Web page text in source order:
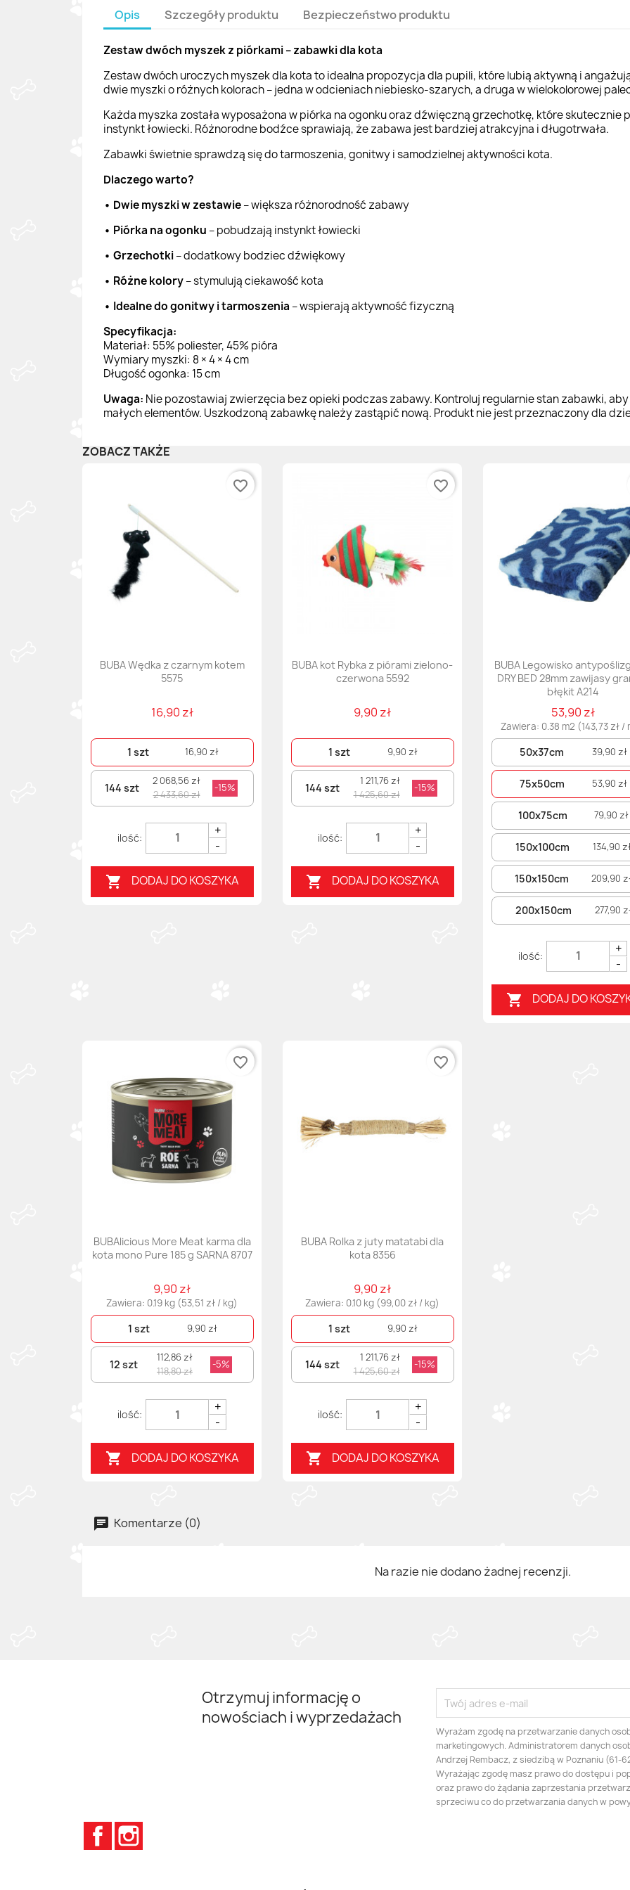
Opis Szczegóły produktu Bezpieczeństwo produktu
Zestaw dwóch myszek z piórkami – zabawki dla kota
Zestaw dwóch uroczych myszek dla kota to idealna propozycja dla pupili, które lubią aktywną i
dwie myszki o różnych kolorach – jedna w odcieniach niebiesko-szarych, a druga w wielokolorowej
Każda myszka została wyposażona w piórka na ogonku oraz dźwięczną grzechotkę, które
instynkt łowiecki. Różnorodne bodźce sprawiają, że zabawa jest bardziej atrakcyjna i długotrwała.
Zabawki świetnie sprawdzą się do tarmoszenia, gonitwy i samodzielnej aktywności kota.
Dlaczego warto?
• Dwie myszki w zestawie– większa różnorodność zabawy
• Piórka na ogonku – pobudzają instynkt łowiecki
• Grzechotki– dodatkowy bodziec dźwiękowy
• Różne kolory– stymulują ciekawość kota
• Idealne do gonitwy i tarmoszenia – wspierają aktywność fizyczną
Specyfikacja:
Materiał: 55% poliester, 45% pióra
Wymiary myszki: 8 × 4 × 4 cm
Długość ogonka: 15 cm
Uwaga: Nie pozostawiaj zwierzęcia bez opieki podczas zabawy. Kontroluj regularnie stan zabawki,
małych elementów. Uszkodzoną zabawkę należy zastąpić nową. Produkt nie jest przeznaczony dla
ZOBACZ TAKŻE
BUBA Wędka z czarnym kotem
5575
16,90 zł
1 szt 16,90 zł
144 szt
2 068,56 zł
2 433,60 zł
-15%
+
-
 DODAJ DO KOSZYKA
favorite_border
BUBA kot Rybka z piórami zielono-
czerwona 5592
9,90 zł
1 szt 9,90 zł
144 szt
1 211,76 zł
1 425,60 zł
-15%
+
-
 DODAJ DO KOSZYKA
favorite_border
BUBA Legowisko
DRY BED 28mm zawijasy
błękit A214
53,90 zł
Zawiera: 0.38 m2 (143,73 zł /
50x37cm 39,90 zł
75x50cm 53,90 zł
100x75cm 79,90 zł
150x100cm 134,90
150x150cm 209,90
200x150cm 277,90
+
-
 DODAJ DO
BUBAlicious More Meat karma dla
kota mono Pure 185 g SARNA 8707
9,90 zł
Zawiera: 0.19 kg (53,51 zł / kg)
1 szt 9,90 zł
12 szt
112,86 zł
118,80 zł
-5%
+
-
 DODAJ DO KOSZYKA
favorite_border
BUBA Rolka z juty matatabi dla
kota 8356
9,90 zł
Zawiera: 0.10 kg (99,00 zł / kg)
1 szt 9,90 zł
144 szt
1 211,76 zł
1 425,60 zł
-15%
+
-
 DODAJ DO KOSZYKA
favorite_border
Komentarze (0)
Na razie nie dodano żadnej recenzji.
Otrzymuj informację o
nowościach i wyprzedażach
Wyrażam zgodę na przetwarzanie danych
marketingowych. Administratorem danych
Andrzej Rembacz, z siedzibą w Poznaniu (61-
Wyrażając zgodę masz prawo do dostępu i
oraz prawo do żądania zaprzestania
sprzeciwu co do przetwarzania danych w
Facebook